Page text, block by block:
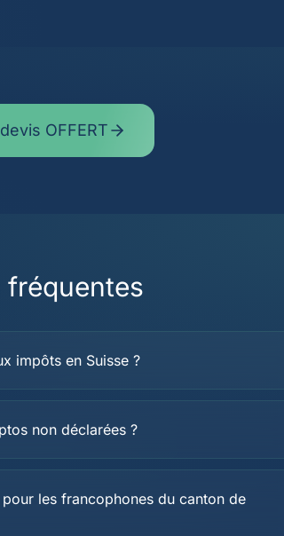
OFFERT
fréquentes
impôts en Suisse ?
non déclarées ?
les francophones du canton de